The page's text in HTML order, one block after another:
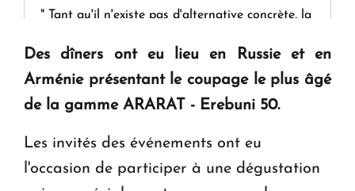
" Tant qu'il n'existe pas d'alternative concrète, la
KASA : 30 ans d'audace, de résilience et d'avenir
en Arménie
Le premier hôtel Hyatt Regency d'Arménie
ouvrira ses portes à Dilijan
Des dîners ont eu lieu en Russie et en
Arménie présentant le coupage le plus âgé
de la gamme ARARAT - Erebuni 50.
Les invités des événements ont eu
l'occasion de participer à une dégustation